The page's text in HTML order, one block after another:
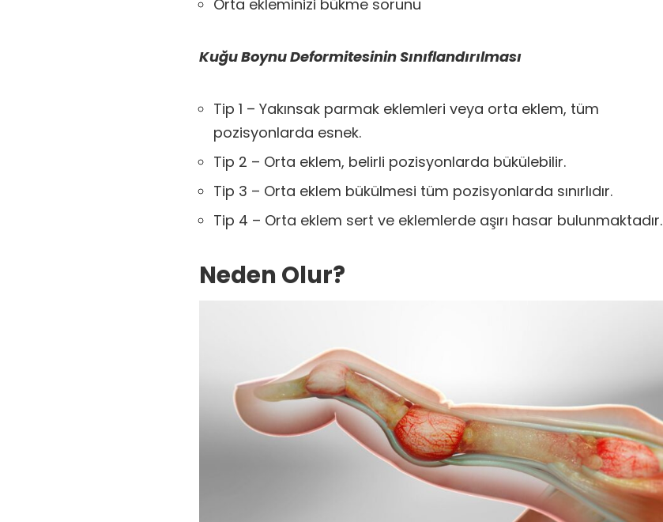
Orta ekleminizi bükme sorunu
Kuğu Boynu Deformitesinin Sınıflandırılması
Tip 1 – Yakınsak parmak eklemleri veya orta eklem, tüm
pozisyonlarda esnek.
Tip 2 – Orta eklem, belirli pozisyonlarda bükülebilir.
Tip 3 – Orta eklem bükülmesi tüm pozisyonlarda sınırlıdır.
Tip 4 – Orta eklem sert ve eklemlerde aşırı hasar bulunmaktadır.
Neden Olur?